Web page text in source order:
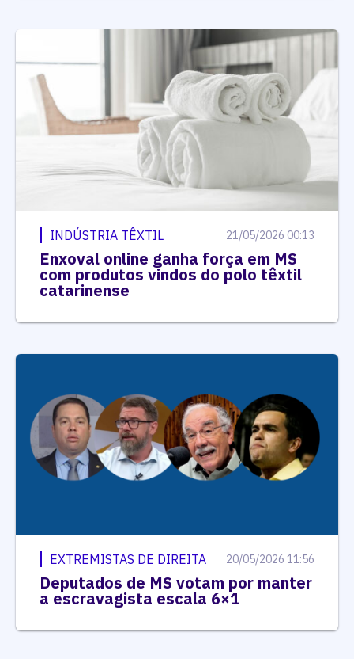
INDÚSTRIA TÊXTIL 21/05/2026 00:13
Enxoval online ganha força em MS
com produtos vindos do polo têxtil
catarinense
EXTREMISTAS DE DIREITA 20/05/2026 11:56
Deputados de MS votam por manter
a escravagista escala 6×1